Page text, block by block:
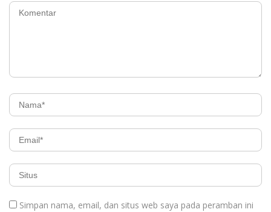
Simpan nama, email, dan situs web saya pada peramban ini